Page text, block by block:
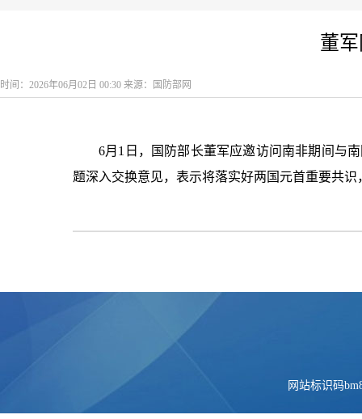
董
时间：2026年06月02日 00:30 来源：国防部网
6月1日，国防部长董军应邀访问南非期间与
题深入交换意见，表示将落实好两国元首重要共
网站标识码